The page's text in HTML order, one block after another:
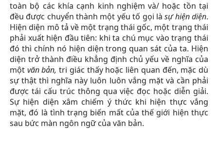
toàn bộ các khía cạnh kinh nghiệm và/ hoặc tồn tại
đều được chuyển thành một yếu tố gọi là sự hiện diện.
Hiện diện mô tả về một trạng thái gốc, một trạng thái
phải xuất hiện đầu tiên: khi ta chú mục vào trạng thái
đó thì chính nó hiện diện trong quan sát của ta. Hiện
diện trở thành điều khẳng định chủ yếu về nghĩa của
một văn bản,tri giác thấy hoặc liên quan đến, mặc dù
sự thật thì nghĩa này luôn luôn vắng mặt và cần phải
được tái cấu trúc thông qua việc đọc hoặc diễn giải.
Sự hiện diện xâm chiếm ý thức khi hiện thực vắng
mặt, đó là tình trạng biến mất của thế giới hiện thực
sau bức màn ngôn ngữ của văn bản.